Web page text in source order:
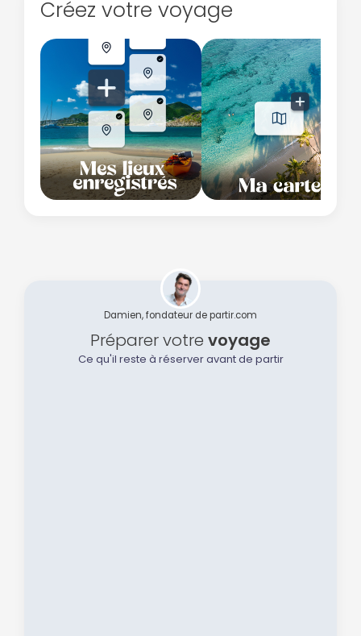
Créez votre voyage
Damien, fondateur de partir.com
Préparer votre voyage
Ce qu'il reste à réserver avant de partir